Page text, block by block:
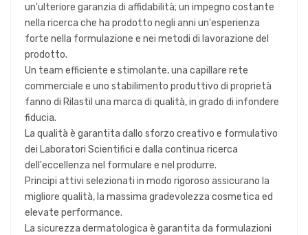
un'ulteriore garanzia di affidabilità; un impegno costante
nella ricerca che ha prodotto negli anni un'esperienza
forte nella formulazione e nei metodi di lavorazione del
prodotto.
Un team efficiente e stimolante, una capillare rete
commerciale e uno stabilimento produttivo di proprietà
fanno di Rilastil una marca di qualità, in grado di infondere
fiducia.
La qualità è garantita dallo sforzo creativo e formulativo
dei Laboratori Scientifici e dalla continua ricerca
dell'eccellenza nel formulare e nel produrre.
Principi attivi selezionati in modo rigoroso assicurano la
migliore qualità, la massima gradevolezza cosmetica ed
elevate performance.
La sicurezza dermatologica è garantita da formulazioni